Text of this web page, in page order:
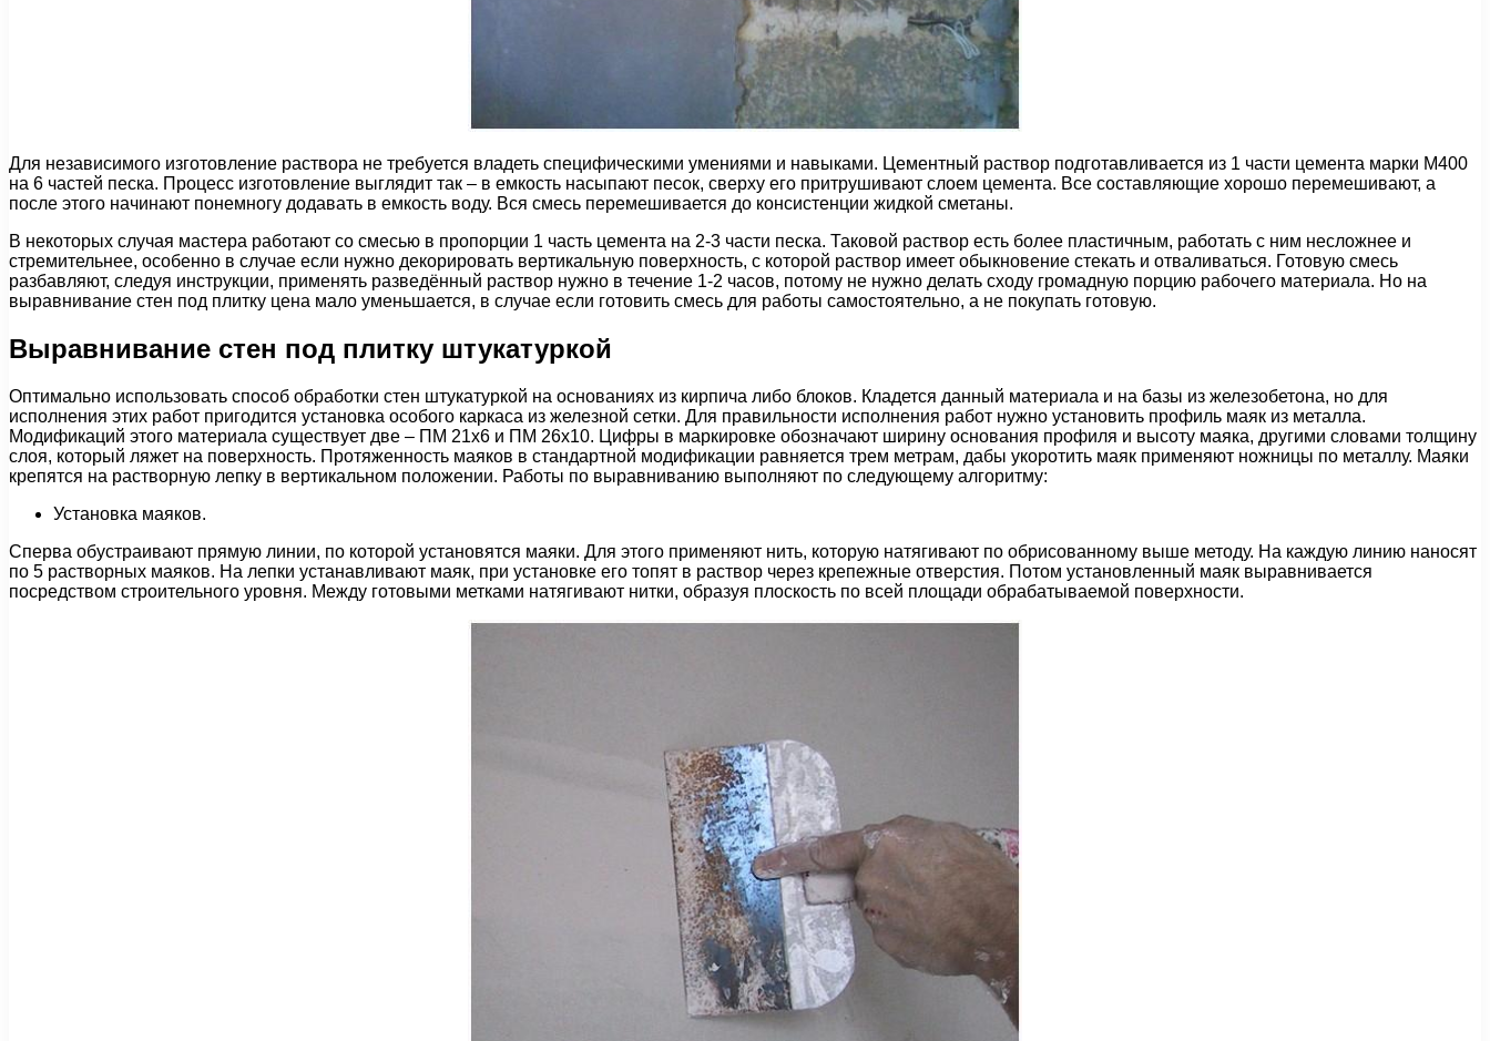
Для независимого изготовление раствора не требуется владеть специфическими умениями и навыками. Цементный раствор подготавливается из 1 части цемента марки М400
на 6 частей песка. Процесс изготовление выглядит так – в емкость насыпают песок, сверху его притрушивают слоем цемента. Все составляющие хорошо перемешивают, а
после этого начинают понемногу додавать в емкость воду. Вся смесь перемешивается до консистенции жидкой сметаны.
В некоторых случая мастера работают со смесью в пропорции 1 часть цемента на 2-3 части песка. Таковой раствор есть более пластичным, работать с ним несложнее и
стремительнее, особенно в случае если нужно декорировать вертикальную поверхность, с которой раствор имеет обыкновение стекать и отваливаться. Готовую смесь
разбавляют, следуя инструкции, применять разведённый раствор нужно в течение 1-2 часов, потому не нужно делать сходу громадную порцию рабочего материала. Но на
выравнивание стен под плитку цена мало уменьшается, в случае если готовить смесь для работы самостоятельно, а не покупать готовую.
Выравнивание стен под плитку штукатуркой
Оптимально использовать способ обработки стен штукатуркой на основаниях из кирпича либо блоков. Кладется данный материала и на базы из железобетона, но для
исполнения этих работ пригодится установка особого каркаса из железной сетки. Для правильности исполнения работ нужно установить профиль маяк из металла.
Модификаций этого материала существует две – ПМ 21х6 и ПМ 26х10. Цифры в маркировке обозначают ширину основания профиля и высоту маяка, другими словами толщину
слоя, который ляжет на поверхность. Протяженность маяков в стандартной модификации равняется трем метрам, дабы укоротить маяк применяют ножницы по металлу. Маяки
крепятся на растворную лепку в вертикальном положении. Работы по выравниванию выполняют по следующему алгоритму:
Установка маяков.
Сперва обустраивают прямую линии, по которой установятся маяки. Для этого применяют нить, которую натягивают по обрисованному выше методу. На каждую линию наносят
по 5 растворных маяков. На лепки устанавливают маяк, при установке его топят в раствор через крепежные отверстия. Потом установленный маяк выравнивается
посредством строительного уровня. Между готовыми метками натягивают нитки, образуя плоскость по всей площади обрабатываемой поверхности.